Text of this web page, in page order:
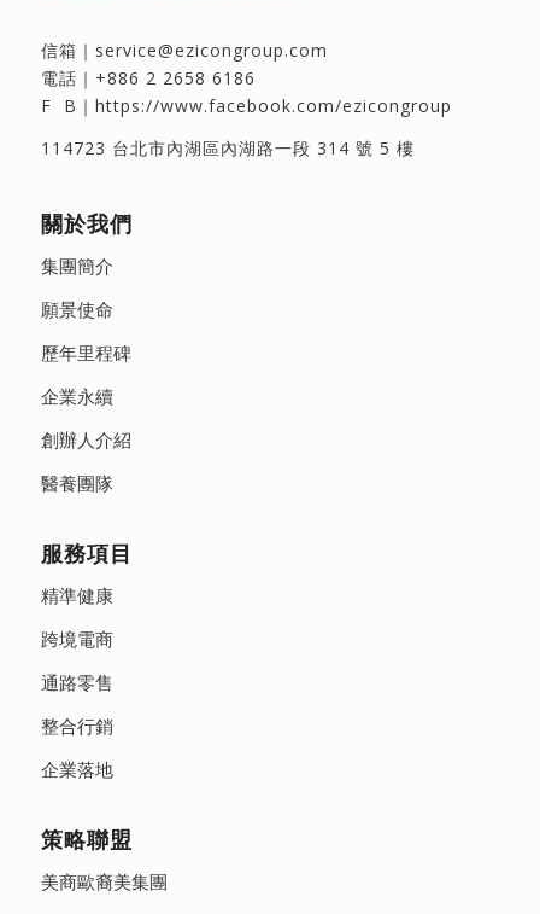
信箱｜ service@ezicongroup.com
電話｜ +886 2 2658 6186
F B｜ https://www.facebook.com/ezicongroup
114723 台北市內湖區內湖路一段 314 號 5 樓
關於我們
集團簡介
願景使命
歷年里程碑
企業永續
創辦人介紹
醫養團隊
服務項目
精準健康
跨境電商
通路零售
整合行銷
企業落地
策略聯盟
美商歐裔美集團